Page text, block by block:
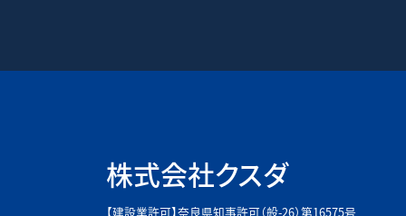
株式会社クスダ
【建設業許可】奈良県知事許可（般-26）第16575号